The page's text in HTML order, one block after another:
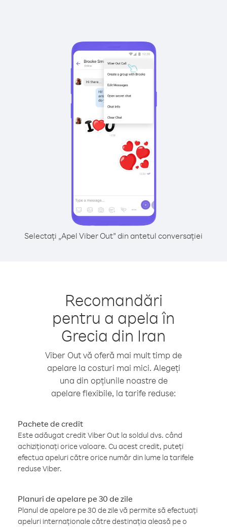
Selectați „Apel Viber Out” din antetul conversației
Recomandări
pentru a apela în
Grecia din Iran
Viber Out vă oferă mai mult timp de
apelare la costuri mai mici. Alegeți
una din opțiunile noastre de
apelare flexibile, la tarife reduse:
Pachete de credit
Este adăugat credit Viber Out la soldul dvs. când
achiziționați orice valoare. Cu acest credit, puteți
efectua apeluri către orice număr din lume la tarifele
reduse Viber.
Planuri de apelare pe 30 de zile
Planul de apelare pe 30 de zile vă permite să efectuați
apeluri internaționale către destinația aleasă pe o